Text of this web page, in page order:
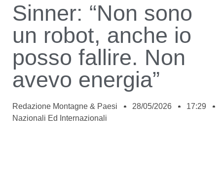
Sinner: “Non sono
un robot, anche io
posso fallire. Non
avevo energia”
Redazione Montagne & Paesi 28/05/2026
17:29
Nazionali Ed Internazionali